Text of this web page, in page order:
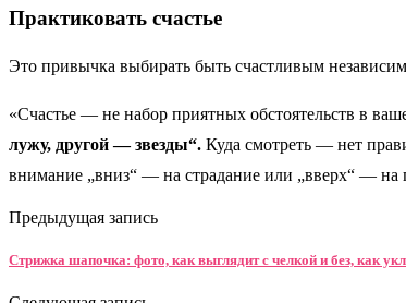
Практиковать счастье
Это привычка выбирать быть счастливым
«Счастье — не набор приятных обстоятельств в
лужу, другой — звезды“. Куда смотреть — нет
внимание „вниз“ — на страдание или „вверх“ —
Предыдущая запись
Стрижка шапочка: фото, как выглядит с челкой и без, как